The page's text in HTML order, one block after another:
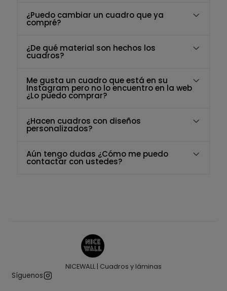
¿Puedo cambiar un cuadro que ya
compré?
¿De qué material son hechos los
cuadros?
Me gusta un cuadro que está en su
Instagram pero no lo encuentro en la web
¿Lo puedo comprar?
¿Hacen cuadros con diseños
personalizados?
Aún tengo dudas ¿Cómo me puedo
contactar con ustedes?
NICEWALL | Cuadros y láminas
Síguenos